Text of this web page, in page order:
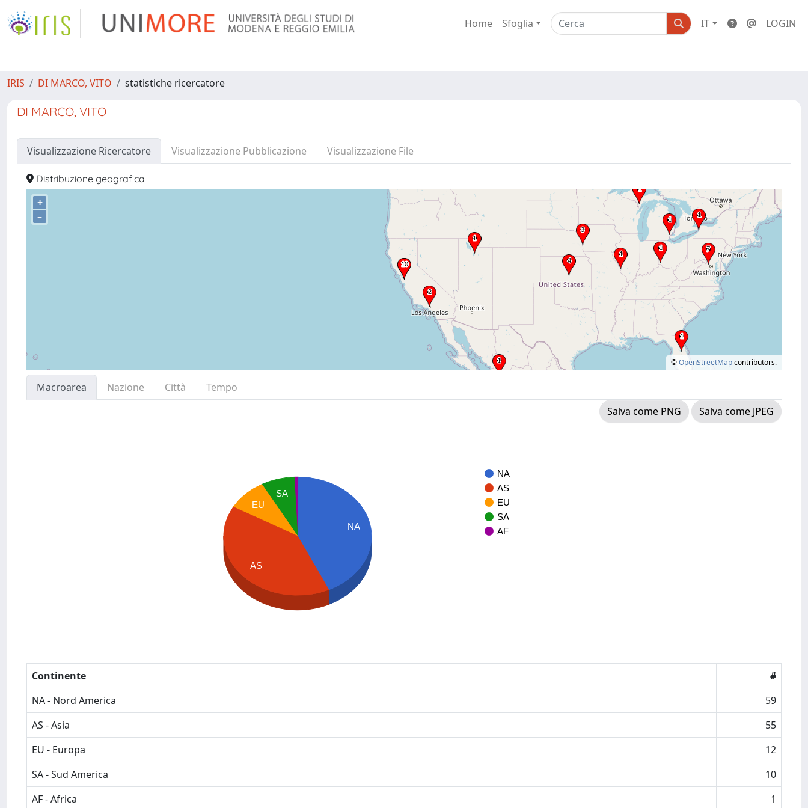
Home Sfoglia IT LOGIN
IRIS DI MARCO, VITO statistiche ricercatore
DI MARCO, VITO
Visualizzazione Ricercatore Visualizzazione Pubblicazione Visualizzazione File
Distribuzione geografica
+
–
©OpenStreetMapcontributors.
Macroarea Nazione Città
Tempo
Salva come PNG
Salva come JPEG
NA
AS
EU
SA
AF
NA
SA
EU
AS
Continente
#
NA - Nord America
59
AS - Asia
55
EU - Europa
12
SA - Sud America
10
AF - Africa
1